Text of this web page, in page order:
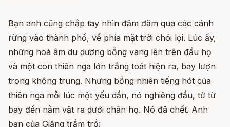
Bạn anh cũng chắp tay nhìn đăm đăm qua các cánh
rừng vào thành phố, về phía mặt trời chói lọi. Lúc ấy,
những hoà âm du dương bỗng vang lên trên đầu họ
và một con thiên nga lớn trắng toát hiện ra, bay lượn
trong không trung. Nhưng bỗng nhiên tiếng hót của
thiên nga mỗi lúc một yếu dần, nó nghiêng đầu, từ từ
bay đến nằm vật ra dưới chân họ. Nó đã chết. Anh
bạn của Giăng trầm trồ: